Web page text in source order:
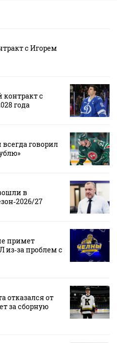
с Игорем
с
года
говорил
в
27
примет
из‑за проблем с
отказался от
за сборную